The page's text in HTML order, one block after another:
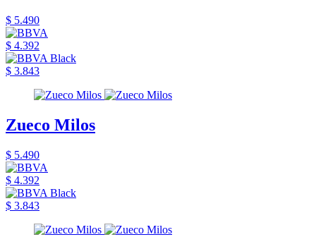
$ 5.490
$ 4.392
$ 3.843
Zueco Milos
$ 5.490
$ 4.392
$ 3.843